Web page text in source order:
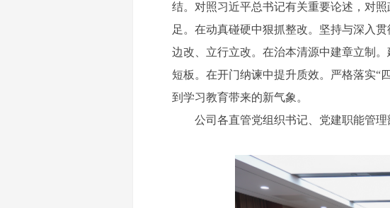
结。对照习近平总书记有关重要论述，对
足。在动真碰硬中狠抓整改。坚持与深入
边改、立行立改。在治本清源中建章立制
短板。在开门纳谏中提升质效。严格落实“
到学习教育带来的新气象。
公司各直管党组织书记、党建职能管理